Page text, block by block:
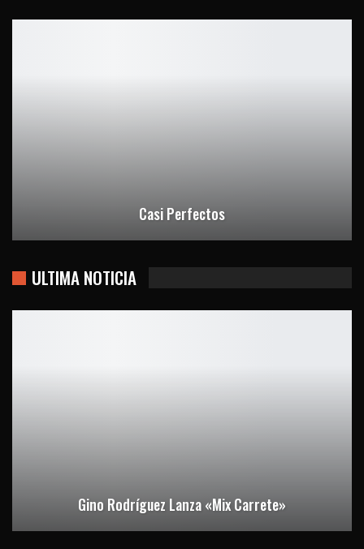
Casi Perfectos
ULTIMA NOTICIA
Gino Rodríguez Lanza «Mix Carrete»